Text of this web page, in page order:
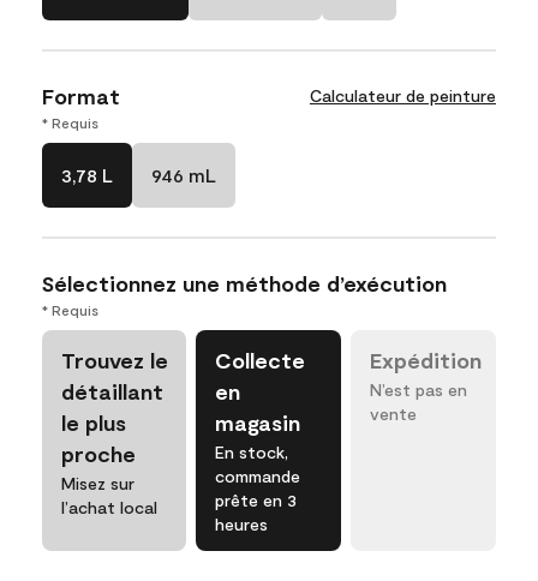
Format Calculateur de peinture
* Requis
3,78 L 946 mL
Sélectionnez une méthode d’exécution
* Requis
Trouvez le
détaillant
le plus
proche
Misez sur
l’achat local
Collecte
en
magasin
En stock,
commande
prête en 3
heures
Expédition
N’est pas en
vente